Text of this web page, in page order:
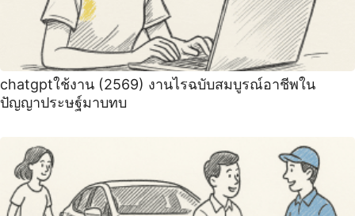
chatgptใช้งาน (2569) งานไรฉบับสมบูรณ์อาชีพใน
ปัญญาประษฐ์มาบทบ